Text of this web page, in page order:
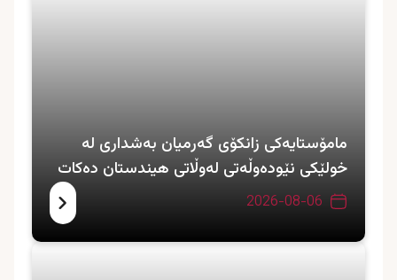
مامۆستایەکی زانکۆی گەرمیان بەشداری لە
خولێکی نێودەوڵەتی لەوڵاتی هیندستان دەکات
2026-08-06